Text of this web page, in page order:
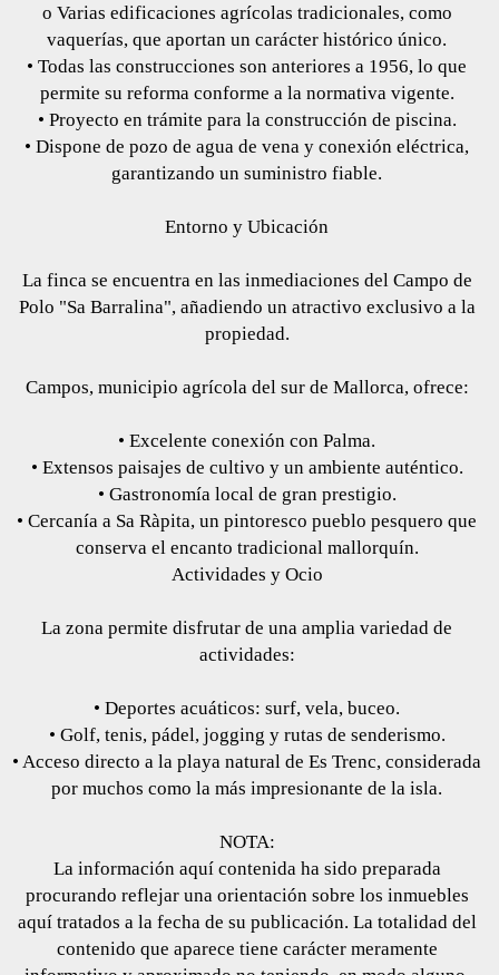
o Varias edificaciones agrícolas tradicionales, como
vaquerías, que aportan un carácter histórico único.
• Todas las construcciones son anteriores a 1956, lo que
permite su reforma conforme a la normativa vigente.
• Proyecto en trámite para la construcción de piscina.
• Dispone de pozo de agua de vena y conexión eléctrica,
garantizando un suministro fiable.
Entorno y Ubicación
La finca se encuentra en las inmediaciones del Campo de
Polo "Sa Barralina", añadiendo un atractivo exclusivo a la
propiedad.
Campos, municipio agrícola del sur de Mallorca, ofrece:
• Excelente conexión con Palma.
• Extensos paisajes de cultivo y un ambiente auténtico.
• Gastronomía local de gran prestigio.
• Cercanía a Sa Ràpita, un pintoresco pueblo pesquero que
conserva el encanto tradicional mallorquín.
Actividades y Ocio
La zona permite disfrutar de una amplia variedad de
actividades:
• Deportes acuáticos: surf, vela, buceo.
• Golf, tenis, pádel, jogging y rutas de senderismo.
• Acceso directo a la playa natural de Es Trenc, considerada
por muchos como la más impresionante de la isla.
NOTA:
La información aquí contenida ha sido preparada
procurando reflejar una orientación sobre los inmuebles
aquí tratados a la fecha de su publicación. La totalidad del
contenido que aparece tiene carácter meramente